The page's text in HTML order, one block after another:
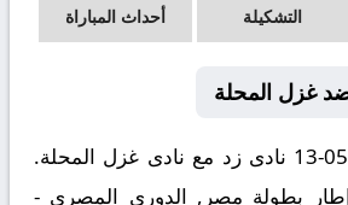
التشكيلة أحداث المباراة
غزل المحلة
يلتقى اليوم 2026-05-13 نادى زد مع نادى غزل المحلة.
إطار بطولة مصر, الدوري المصري -